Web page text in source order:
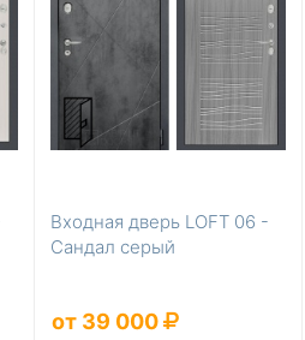
Входная дверь LOFT 06 -
Сандал серый
от 39 000